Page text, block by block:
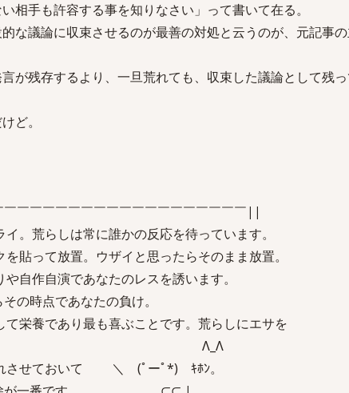
相手も許容する事を知りなさい」って書いて在る。
な議論に収束させるのが最善の対処と云うのが、元記事の
が残存するより、一旦荒れても、収束した議論として残
ど。
￣￣￣￣￣￣￣￣￣￣￣￣￣￣￣￣￣￣||
荒らしは常に誰かの反応を待っています。
って放置。ウザイと思ったらそのまま放置。
作自演であなたのレスを誘います。
時点であなたの負け。
栄養であり最も喜ぶことです。荒らしにエサを
下さい。 Λ_Λ
させておいて ＼ (ﾟーﾟ*) ｷﾎﾝ。